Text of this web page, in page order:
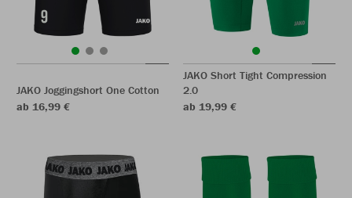
JAKO Joggingshort One Cotton
ab 16,99 €
JAKO Short Tight Compression
2.0
ab 19,99 €